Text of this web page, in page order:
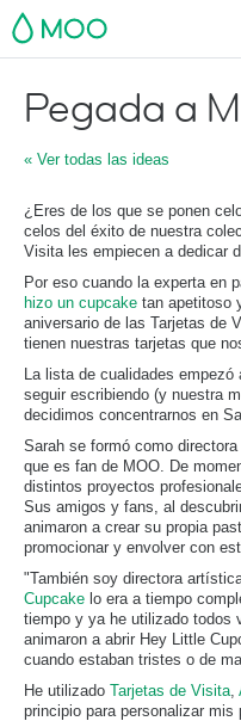
MOO
Pegada a
« Ver todas las ideas
¿Eres de los que se ponen
celos del éxito de nuestra
Visita les empiecen a dedicar
Por eso cuando la experta en
hizo un cupcake tan apetitoso
aniversario de las Tarjetas de
tienen nuestras tarjetas que
La lista de cualidades
seguir escribiendo (y nuestra
decidimos concentrarnos en
Sarah se formó como
que es fan de MOO. De
distintos proyectos
Sus amigos y fans, al
animaron a crear su propia
promocionar y envolver con
"También soy directora
Cupcake lo era a tiempo
tiempo y ya he utilizado todos
animaron a abrir Hey Little
cuando estaban tristes o de
He utilizado Tarjetas de Visita,
principio para personalizar